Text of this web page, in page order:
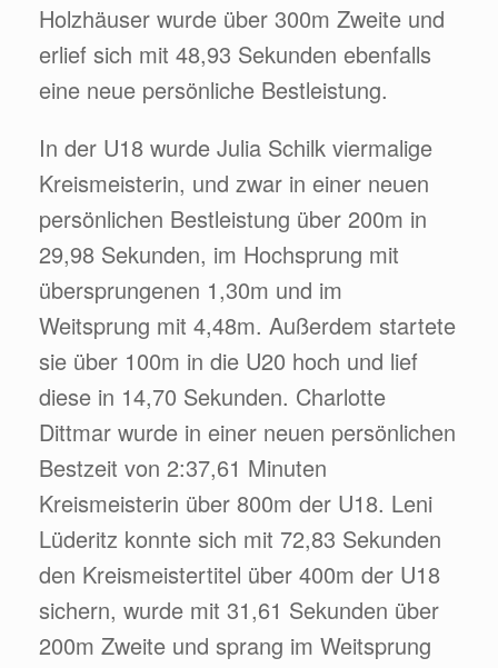
Holzhäuser wurde über 300m Zweite und
erlief sich mit 48,93 Sekunden ebenfalls
eine neue persönliche Bestleistung.
In der U18 wurde Julia Schilk viermalige
Kreismeisterin, und zwar in einer neuen
persönlichen Bestleistung über 200m in
29,98 Sekunden, im Hochsprung mit
übersprungenen 1,30m und im
Weitsprung mit 4,48m. Außerdem startete
sie über 100m in die U20 hoch und lief
diese in 14,70 Sekunden. Charlotte
Dittmar wurde in einer neuen persönlichen
Bestzeit von 2:37,61 Minuten
Kreismeisterin über 800m der U18. Leni
Lüderitz konnte sich mit 72,83 Sekunden
den Kreismeistertitel über 400m der U18
sichern, wurde mit 31,61 Sekunden über
200m Zweite und sprang im Weitsprung